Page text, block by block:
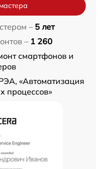
– 5 лет
– 1 260
смартфонов и
«Автоматизация
процессов»